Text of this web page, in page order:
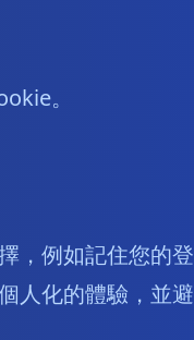
。
，例如記住您的登
人化的體驗，並避